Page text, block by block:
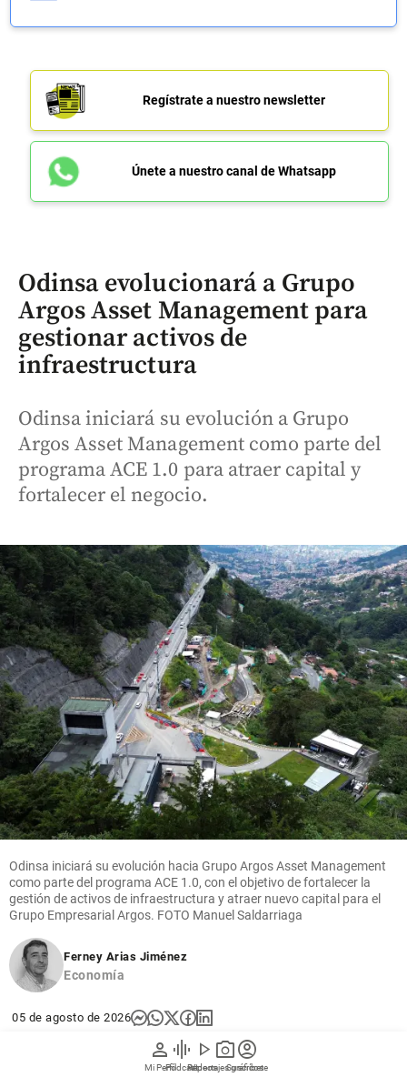
person
Mi Perfil
graphic_eq
Pódcast
play_arrow
Videos
photo_camera
Reportajes gráficos
account_circle
Suscríbete
Regístrate a nuestro newsletter
Únete a nuestro canal de Whatsapp
Odinsa evolucionará a Grupo
Argos Asset Management para
gestionar activos de
infraestructura
Odinsa iniciará su evolución a Grupo
Argos Asset Management como parte del
programa ACE 1.0 para atraer capital y
fortalecer el negocio.
Odinsa iniciará su evolución hacia Grupo Argos Asset Management
como parte del programa ACE 1.0, con el objetivo de fortalecer la
gestión de activos de infraestructura y atraer nuevo capital para el
Grupo Empresarial Argos. FOTO Manuel Saldarriaga
Ferney Arias Jiménez
Economía
05 de agosto de 2026
Odinsa anunció que iniciará un proceso de